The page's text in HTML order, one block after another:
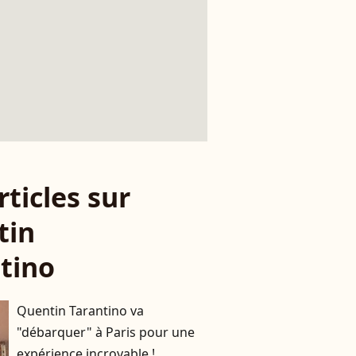
sur
Quentin Tarantino va
"débarquer" à Paris pour une